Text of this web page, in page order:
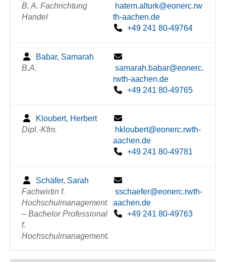
B. A. Fachrichtung
Handel
hatem.alturk@eonerc.rw
th-aachen.de
+49 241 80-49764
Babar, Samarah
B.A.
samarah.babar@eonerc.
rwth-aachen.de
+49 241 80-49765
Kloubert, Herbert
Dipl.-Kfm.
hkloubert@eonerc.rwth-
aachen.de
+49 241 80-49781
Schäfer, Sarah
Fachwirtin f.
Hochschulmanagement
– Bachelor Professional
f.
Hochschulmanagement.
sschaefer@eonerc.rwth-
aachen.de
+49 241 80-49763